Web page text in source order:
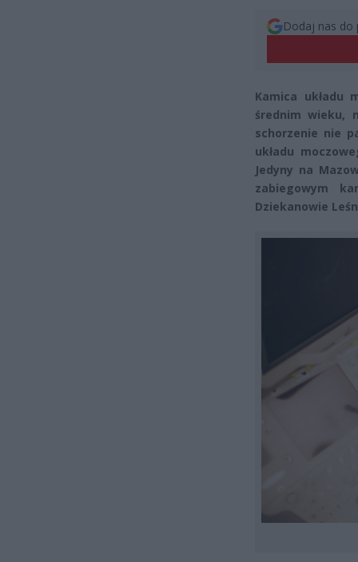
Dodaj nas do
Kamica układu
średnim wieku,
schorzenie nie
układu
Jedyny na
zabiegowym
Dziekanowie